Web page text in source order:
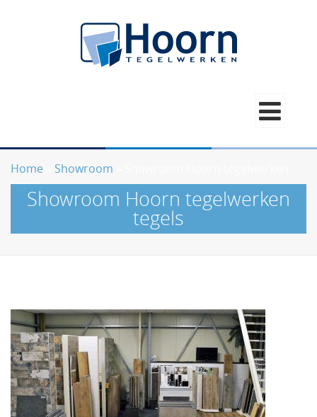
Home Showroom
tegels
Showroom Hoorn tegelwerken
tegels